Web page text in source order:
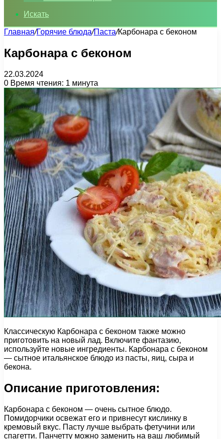
Искать
Главная/Горячие блюда/Паста/Карбонара с беконом
Карбонара с беконом
22.03.2024
0 Время чтения: 1 минута
Классическую Карбонара с беконом также можно
приготовить на новый лад. Включите фантазию,
используйте новые ингредиенты. Карбонара с беконом
— сытное итальянское блюдо из пасты, яиц, сыра и
бекона.
Описание приготовления:
Карбонара с беконом — очень сытное блюдо.
Помидорчики освежат его и привнесут кислинку в
кремовый вкус. Пасту лучше выбрать фетучини или
спагетти. Панчетту можно заменить на ваш любимый